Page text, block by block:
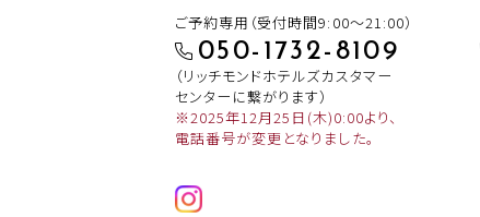
ご予約専用（受付時間9:00～21:00）
050-1732-8109
（リッチモンドホテルズカスタマー
センターに繋がります）
※2025年12月25日(木)0:00より、
電話番号が変更となりました。